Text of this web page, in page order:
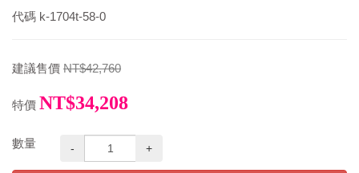
代碼 k-1704t-58-0
建議售價 NT$42,760
特價 NT$34,208
數量 - +